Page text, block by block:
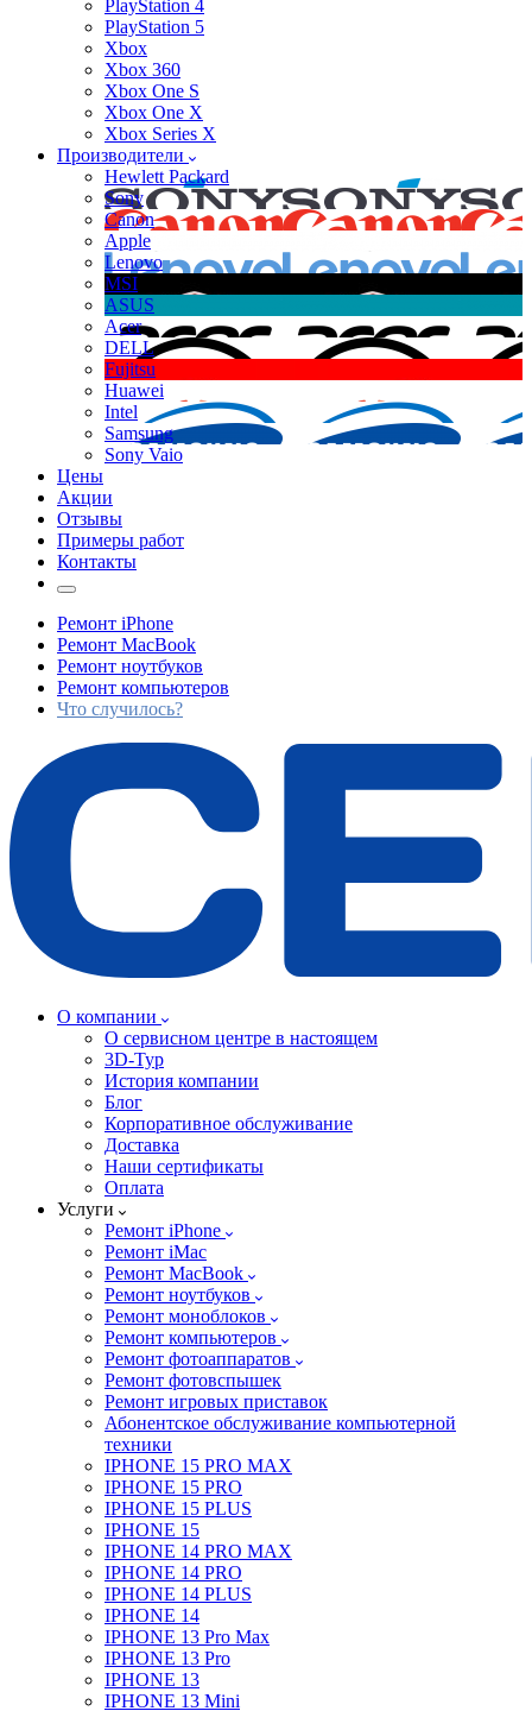
PlayStation 4
PlayStation 5
Xbox
Xbox 360
Xbox One S
Xbox One X
Xbox Series X
Производители
Hewlett Packard
Sony
Canon
Apple
Lenovo
MSI
ASUS
Acer
DELL
Fujitsu
Huawei
Intel
Samsung
Sony Vaio
Цены
Акции
Отзывы
Примеры работ
Контакты
Ремонт iPhone
Ремонт MacBook
Ремонт ноутбуков
Ремонт компьютеров
Что случилось?
О компании
О сервисном центре в настоящем
3D-Тур
История компании
Блог
Корпоративное обслуживание
Доставка
Наши сертификаты
Оплата
Услуги
Ремонт iPhone
Ремонт iMac
Ремонт MacBook
Ремонт ноутбуков
Ремонт моноблоков
Ремонт компьютеров
Ремонт фотоаппаратов
Ремонт фотовспышек
Ремонт игровых приставок
Абонентское обслуживание компьютерной
техники
IPHONE 15 PRO MAX
IPHONE 15 PRO
IPHONE 15 PLUS
IPHONE 15
IPHONE 14 PRO MAX
IPHONE 14 PRO
IPHONE 14 PLUS
IPHONE 14
IPHONE 13 Pro Max
IPHONE 13 Pro
IPHONE 13
IPHONE 13 Mini